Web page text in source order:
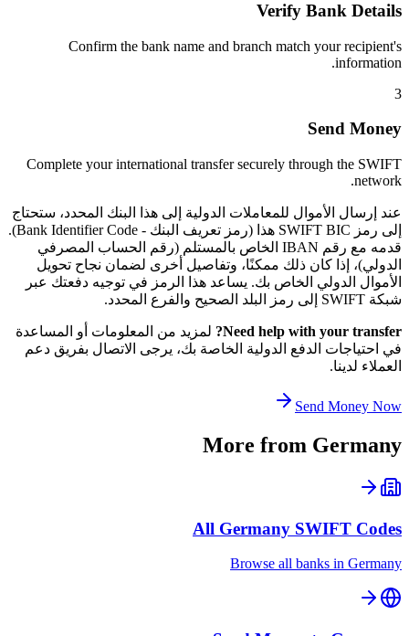
Verify Bank Details
Confirm the bank name and branch match your recipient's
information.
3
Send Money
Complete your international transfer securely through the SWIFT
network.
عند إرسال الأموال للمعاملات الدولية إلى هذا البنك المحدد، ستحتاج
إلى رمز SWIFT BIC هذا (رمز تعريف البنك - Bank Identifier Code).
قدمه مع رقم IBAN الخاص بالمستلم (رقم الحساب المصرفي
الدولي)، إذا كان ذلك ممكنًا، وتفاصيل أخرى لضمان نجاح تحويل
الأموال الدولي الخاص بك. يساعد هذا الرمز في توجيه دفعتك عبر
شبكة SWIFT إلى رمز البلد الصحيح والفرع المحدد.
Need help with your transfer?
لمزيد من المعلومات أو المساعدة
في احتياجات الدفع الدولية الخاصة بك، يرجى الاتصال بفريق دعم
العملاء لدينا.
Send Money Now
More from Germany
All Germany SWIFT Codes
Browse all banks in Germany